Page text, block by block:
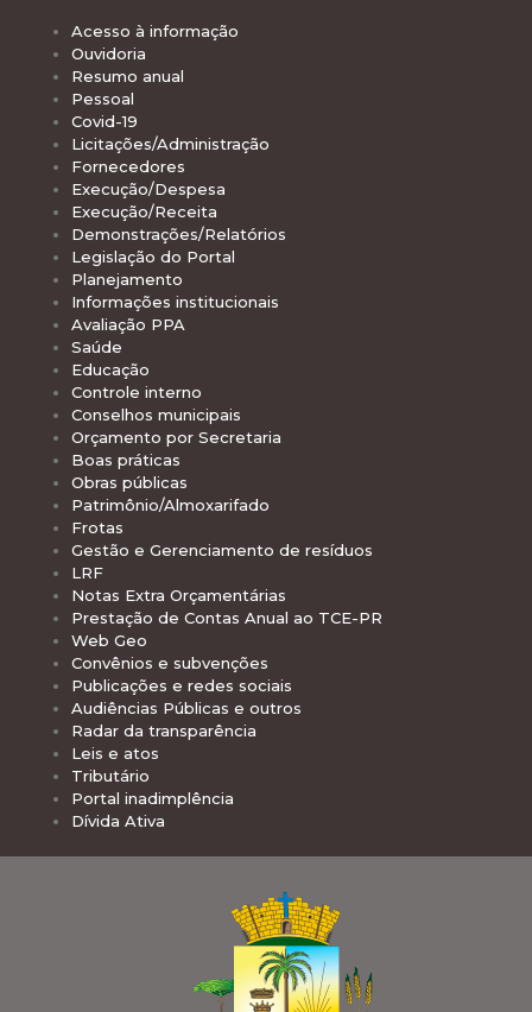
Acesso à informação
Ouvidoria
Resumo anual
Pessoal
Covid-19
Licitações/Administração
Fornecedores
Execução/Despesa
Execução/Receita
Demonstrações/Relatórios
Legislação do Portal
Planejamento
Informações institucionais
Avaliação PPA
Saúde
Educação
Controle interno
Conselhos municipais
Orçamento por Secretaria
Boas práticas
Obras públicas
Patrimônio/Almoxarifado
Frotas
Gestão e Gerenciamento de resíduos
LRF
Notas Extra Orçamentárias
Prestação de Contas Anual ao TCE-PR
Web Geo
Convênios e subvenções
Publicações e redes sociais
Audiências Públicas e outros
Radar da transparência
Leis e atos
Tributário
Portal inadimplência
Dívida Ativa